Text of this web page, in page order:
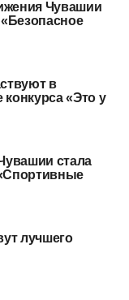
Чувашии
в
«Это у
стала
лучшего